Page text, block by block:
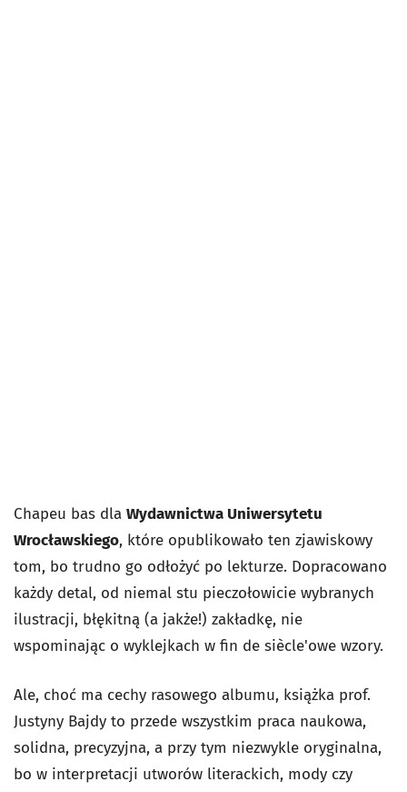
Chapeu bas dla Wydawnictwa Uniwersytetu
Wrocławskiego, które opublikowało ten zjawiskowy
tom, bo trudno go odłożyć po lekturze. Dopracowano
każdy detal, od niemal stu pieczołowicie wybranych
ilustracji, błękitną (a jakże!) zakładkę, nie
wspominając o wyklejkach w fin de siècle'owe wzory.
Ale, choć ma cechy rasowego albumu, książka prof.
Justyny Bajdy to przede wszystkim praca naukowa,
solidna, precyzyjna, a przy tym niezwykle oryginalna,
bo w interpretacji utworów literackich, mody czy